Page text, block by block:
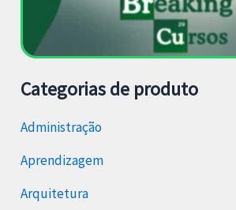
Categorias de produto
Administração
Aprendizagem
Arquitetura